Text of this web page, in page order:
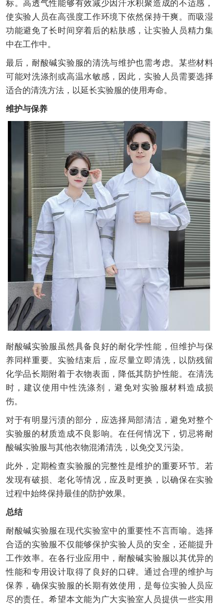
标。高透气性能够有效减少因汗水积聚造成的不适感，
使实验人员在高强度工作环境下依然保持干爽。而吸湿
功能避免了长时间穿着后的粘肤感，让实验人员精力集
中在工作中。
最后，耐酸碱实验服的清洗与维护也需考虑。某些材料
可能对洗涤剂或高温水敏感，因此，实验人员需要选择
适合的清洗方法，以延长实验服的使用寿命。
维护与保养
耐酸碱实验服虽然具备良好的耐化学性能，但维护与保
养同样重要。实验结束后，应尽量立即清洗，以防残留
化学品长期附着于衣物表面，降低其防护性能。在清洗
时，建议使用中性洗涤剂，避免对实验服材料造成损
伤。
对于有明显污渍的部分，应选择局部清洁，避免对整个
实验服的材质造成不良影响。在任何情况下，切忌将耐
酸碱实验服与其他衣物混淆清洗，以免交叉污染。
此外，定期检查实验服的完整性是维护的重要环节。若
发现有破损、老化等情况，应及时更换，以确保在实验
过程中始终保持最佳的防护效果。
总结
耐酸碱实验服在现代实验室中的重要性不言而喻。选择
合适的实验服不仅能够保护实验人员的安全，还能提升
工作效率。在各行业应用中，耐酸碱实验服以其优异的
性能和专用设计取得了良好的口碑。通过合理的维护与
保养，确保实验服的长期有效使用，是每位实验人员应
尽的责任。希望本文能为广大实验室人员提供一些实用